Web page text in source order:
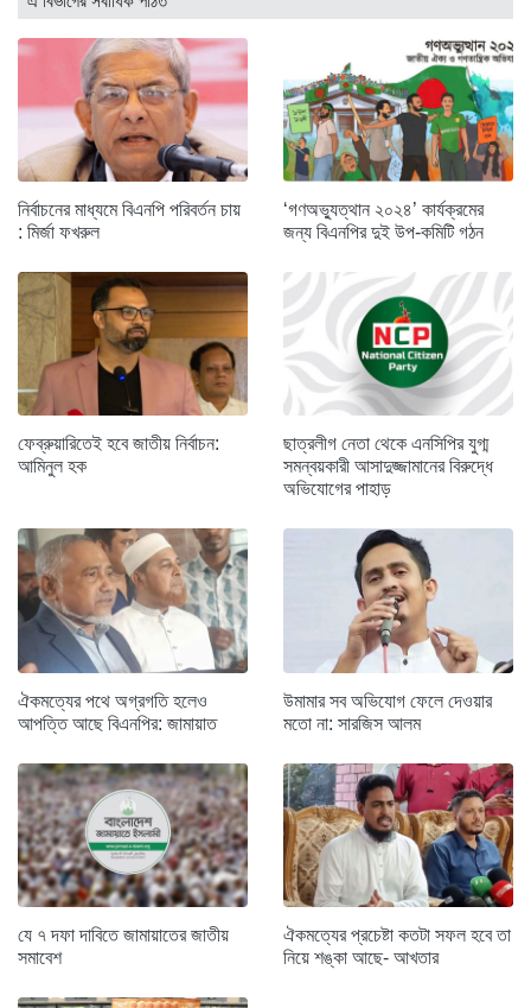
নির্বাচনের মাধ্যমে বিএনপি পরিবর্তন চায়
: মির্জা ফখরুল
‘গণঅভ্যুত্থান ২০২৪’ কার্যক্রমের
জন্য বিএনপির দুই উপ-কমিটি গঠন
ফেব্রুয়ারিতেই হবে জাতীয় নির্বাচন:
আমিনুল হক
ছাত্রলীগ নেতা থেকে এনসিপির যুগ্ম
সমন্বয়কারী আসাদুজ্জামানের বিরুদ্ধে
অভিযোগের পাহাড়
ঐকমত্যের পথে অগ্রগতি হলেও
আপত্তি আছে বিএনপির: জামায়াত
উমামার সব অভিযোগ ফেলে দেওয়ার
মতো না: সারজিস আলম
যে ৭ দফা দাবিতে জামায়াতের জাতীয়
সমাবেশ
ঐকমত্যের প্রচেষ্টা কতটা সফল হবে তা
নিয়ে শঙ্কা আছে- আখতার